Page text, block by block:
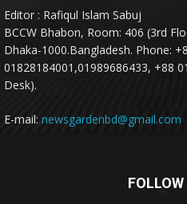
Editor : Rafiqul Islam Sabuj
BCCW Bhabon, Room: 406 (3rd
Dhaka-1000.Bangladesh. Phone:
01828184001,01989686433, +88
Desk).
E-mail: newsgardenbd@gmail.com
FOLLOW